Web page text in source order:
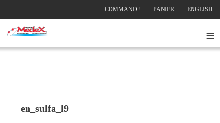
COMMANDE PANIER ENGLISH
≡
en_sulfa_l9